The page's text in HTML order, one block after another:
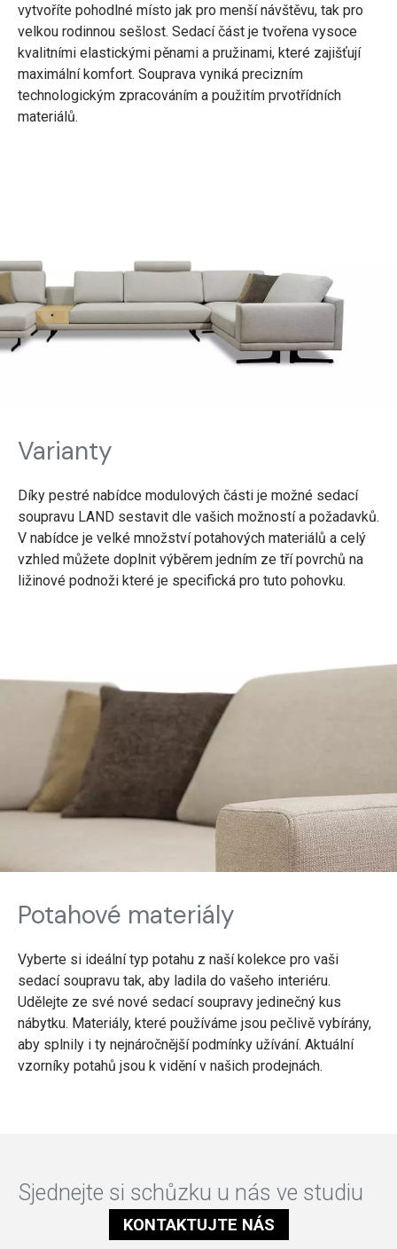
vytvoříte pohodlné místo jak pro menší návštěvu, tak pro
velkou rodinnou sešlost. Sedací část je tvořena vysoce
kvalitními elastickými pěnami a pružinami, které zajišťují
maximální komfort. Souprava vyniká precizním
technologickým zpracováním a použitím prvotřídních
materiálů.
Varianty
Díky pestré nabídce modulových části je možné sedací
soupravu LAND sestavit dle vašich možností a požadavků.
V nabídce je velké množství potahových materiálů a celý
vzhled můžete doplnit výběrem jedním ze tří povrchů na
ližinové podnoži které je specifická pro tuto pohovku.
Potahové materiály
Vyberte si ideální typ potahu z naší kolekce pro vaši
sedací soupravu tak, aby ladila do vašeho interiéru.
Udělejte ze své nové sedací soupravy jedinečný kus
nábytku. Materiály, které používáme jsou pečlivě vybírány,
aby splnily i ty nejnáročnější podmínky užívání. Aktuální
vzorníky potahů jsou k vidění v našich prodejnách.
Sjednejte si schůzku u nás ve studiu
KONTAKTUJTE NÁS